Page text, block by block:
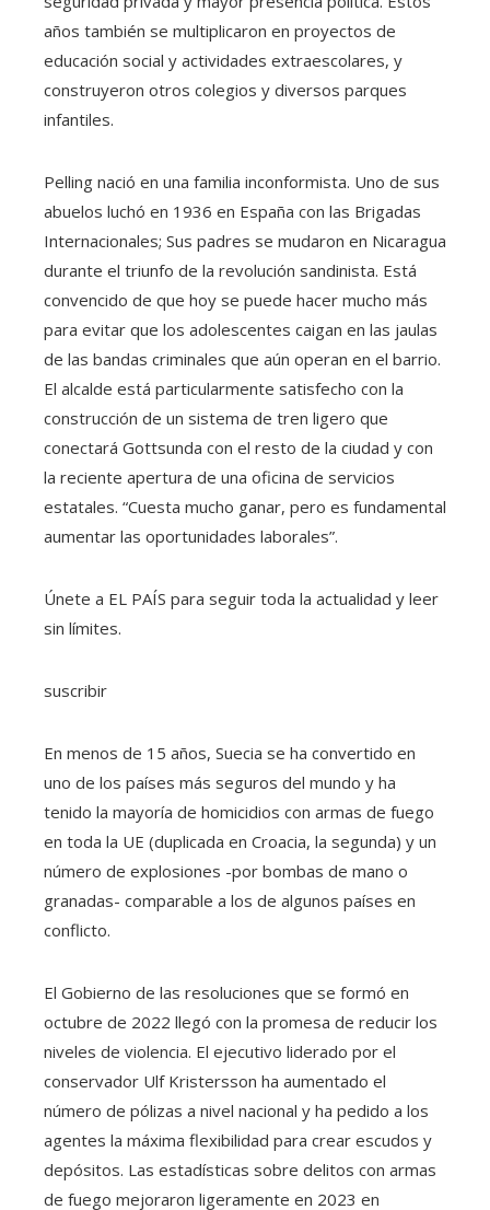
años también se multiplicaron en proyectos de
educación social y actividades extraescolares, y
construyeron otros colegios y diversos parques
infantiles.
Pelling nació en una familia inconformista. Uno de sus
abuelos luchó en 1936 en España con las Brigadas
Internacionales; Sus padres se mudaron en Nicaragua
durante el triunfo de la revolución sandinista. Está
convencido de que hoy se puede hacer mucho más
para evitar que los adolescentes caigan en las jaulas
de las bandas criminales que aún operan en el barrio.
El alcalde está particularmente satisfecho con la
construcción de un sistema de tren ligero que
conectará Gottsunda con el resto de la ciudad y con
la reciente apertura de una oficina de servicios
estatales. “Cuesta mucho ganar, pero es fundamental
aumentar las oportunidades laborales”.
Únete a EL PAÍS para seguir toda la actualidad y leer
sin límites.
suscribir
En menos de 15 años, Suecia se ha convertido en
uno de los países más seguros del mundo y ha
tenido la mayoría de homicidios con armas de fuego
en toda la UE (duplicada en Croacia, la segunda) y un
número de explosiones -por bombas de mano o
granadas- comparable a los de algunos países en
conflicto.
El Gobierno de las resoluciones que se formó en
octubre de 2022 llegó con la promesa de reducir los
niveles de violencia. El ejecutivo liderado por el
conservador Ulf Kristersson ha aumentado el
número de pólizas a nivel nacional y ha pedido a los
agentes la máxima flexibilidad para crear escudos y
depósitos. Las estadísticas sobre delitos con armas
de fuego mejoraron ligeramente en 2023 en